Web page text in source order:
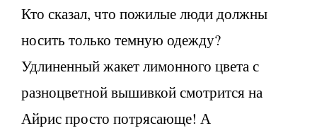
Кто сказал, что пожилые люди должны
носить только темную одежду?
Удлиненный жакет лимонного цвета с
разноцветной вышивкой смотрится на
Айрис просто потрясающе! А